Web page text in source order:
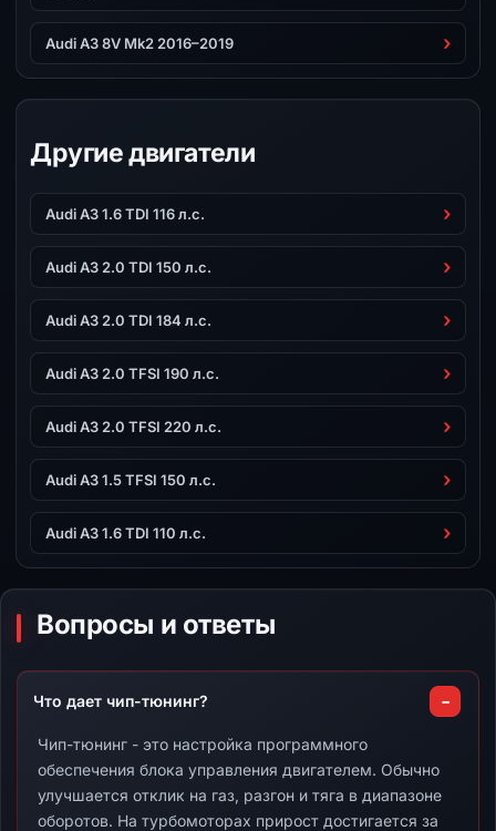
Audi A3 8V Mk2 2016–2019
Другие двигатели
Audi A3 1.6 TDI 116 л.с.
Audi A3 2.0 TDI 150 л.с.
Audi A3 2.0 TDI 184 л.с.
Audi A3 2.0 TFSI 190 л.с.
Audi A3 2.0 TFSI 220 л.с.
Audi A3 1.5 TFSI 150 л.с.
Audi A3 1.6 TDI 110 л.с.
Вопросы и ответы
Что дает чип-тюнинг?
Чип-тюнинг - это настройка программного
обеспечения блока управления двигателем. Обычно
улучшается отклик на газ, разгон и тяга в диапазоне
оборотов. На турбомоторах прирост достигается за